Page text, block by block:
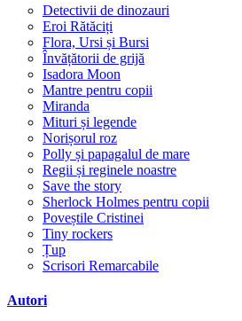
Detectivii de dinozauri
Eroi Rătăciți
Flora, Ursi și Bursi
Învățătorii de grijă
Isadora Moon
Mantre pentru copii
Miranda
Mituri și legende
Norișorul roz
Polly și papagalul de mare
Regii și reginele noastre
Save the story
Sherlock Holmes pentru copii
Poveștile Cristinei
Tiny rockers
Țup
Scrisori Remarcabile
Autori